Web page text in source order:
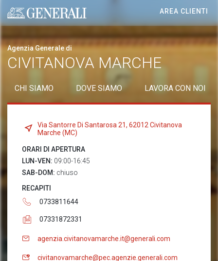
Generali logo
AREA CLIENTI
Agenzia Generale di
CIVITANOVA MARCHE
CHI SIAMO DOVE SIAMO LAVORA CON NOI
Via Santorre Di Santarosa 21, 62012 Civitanova
Marche (MC)
ORARI DI APERTURA
LUN-VEN: 09:00-16:45
SAB-DOM: chiuso
RECAPITI
0733811644
07331872331
agenzia.civitanovamarche.it@generali.com
civitanovamarche@pec.agenzie.generali.com